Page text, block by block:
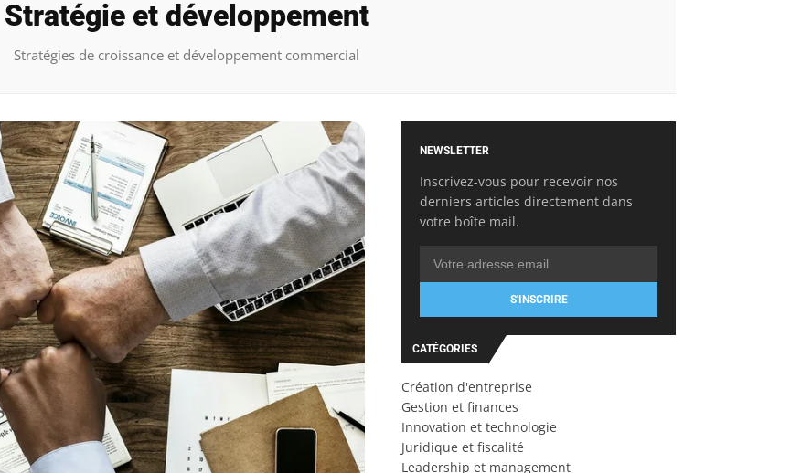
Stratégie et développement
Stratégies de croissance et développement commercial
NEWSLETTER
Inscrivez-vous pour recevoir nos
derniers articles directement dans
votre boîte mail.
S'INSCRIRE
CATÉGORIES
Création d'entreprise
Gestion et finances
Innovation et technologie
Juridique et fiscalité
Leadership et management